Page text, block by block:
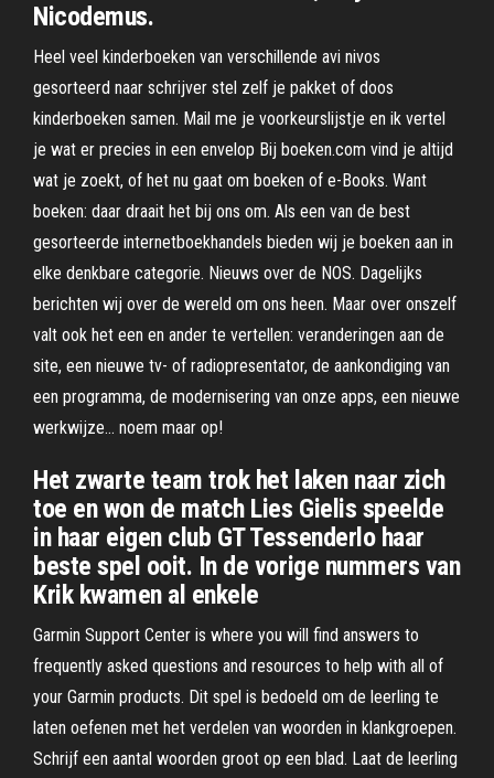
Nicodemus.
Heel veel kinderboeken van verschillende avi nivos
gesorteerd naar schrijver stel zelf je pakket of doos
kinderboeken samen. Mail me je voorkeurslijstje en ik vertel
je wat er precies in een envelop Bij boeken.com vind je altijd
wat je zoekt, of het nu gaat om boeken of e-Books. Want
boeken: daar draait het bij ons om. Als een van de best
gesorteerde internetboekhandels bieden wij je boeken aan in
elke denkbare categorie. Nieuws over de NOS. Dagelijks
berichten wij over de wereld om ons heen. Maar over onszelf
valt ook het een en ander te vertellen: veranderingen aan de
site, een nieuwe tv- of radiopresentator, de aankondiging van
een programma, de modernisering van onze apps, een nieuwe
werkwijze… noem maar op!
Het zwarte team trok het laken naar zich
toe en won de match Lies Gielis speelde
in haar eigen club GT Tessenderlo haar
beste spel ooit. In de vorige nummers van
Krik kwamen al enkele
Garmin Support Center is where you will find answers to
frequently asked questions and resources to help with all of
your Garmin products. Dit spel is bedoeld om de leerling te
laten oefenen met het verdelen van woorden in klankgroepen.
Schrijf een aantal woorden groot op een blad. Laat de leerling